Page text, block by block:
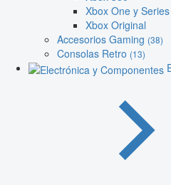
Xbox One y Series
Xbox Original
Accesorios Gaming (38)
Consolas Retro (13)